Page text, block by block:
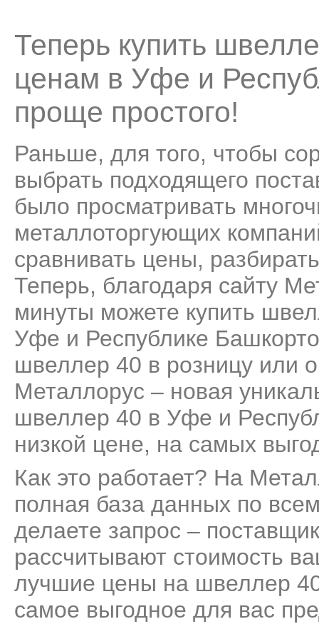
Теперь купить
ценам в Уфе и
проще простого!
Раньше, для того, чтобы
выбрать подходящего
было просматривать
металлоторгующих
сравнивать цены,
Теперь, благодаря сайту
минуты можете купить
Уфе и Республике
швеллер 40 в розницу или
Металлорус – новая
швеллер 40 в Уфе и
низкой цене, на самых
Как это работает? На
полная база данных по
делаете запрос –
рассчитывают стоимость
лучшие цены на швеллер
самое выгодное для вас